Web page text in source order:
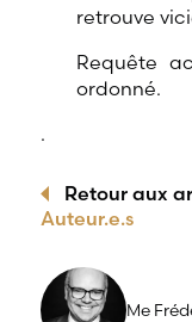
retrouve
Requête
ordonné.
.
Retour aux
Auteur.e.s
Me